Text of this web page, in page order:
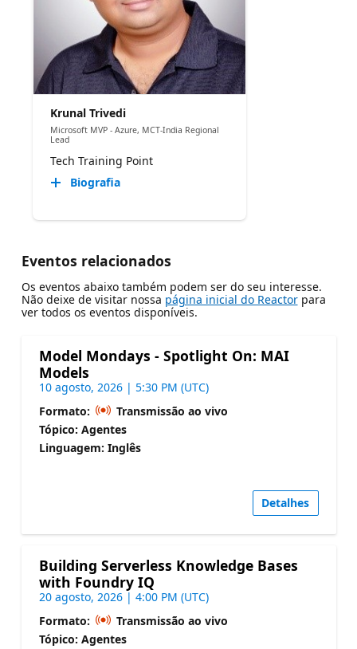
Krunal Trivedi
Microsoft MVP - Azure, MCT-India Regional
Lead
Tech Training Point
Biografia
Eventos relacionados
Os eventos abaixo também podem ser do seu interesse.
Não deixe de visitar nossa página inicial do Reactorpara
ver todos os eventos disponíveis.
Model Mondays - Spotlight On: MAI
Models
10 agosto, 2026 | 5:30 PM (UTC)
Formato:
Transmissão ao vivo
Tópico: Agentes
Linguagem: Inglês
Detalhes
Building Serverless Knowledge Bases
with Foundry IQ
20 agosto, 2026 | 4:00 PM (UTC)
Formato:
Transmissão ao vivo
Tópico: Agentes